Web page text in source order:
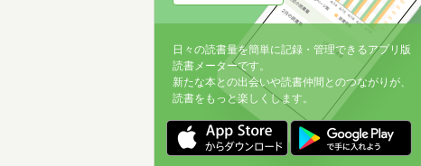
日々の読書量を簡単に記録・管理できるアプリ版
読書メーターです。
新たな本との出会いや読書仲間とのつながりが、
読書をもっと楽しくします。